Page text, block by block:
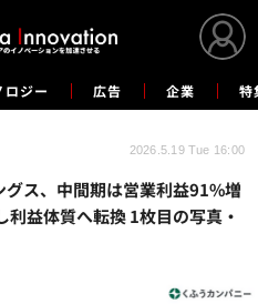
ロジー 広告 企業 特
ス、中間期は営業利益91%増
益体質へ転換 1枚目の写真・
2026.5.19 Tue 16:00